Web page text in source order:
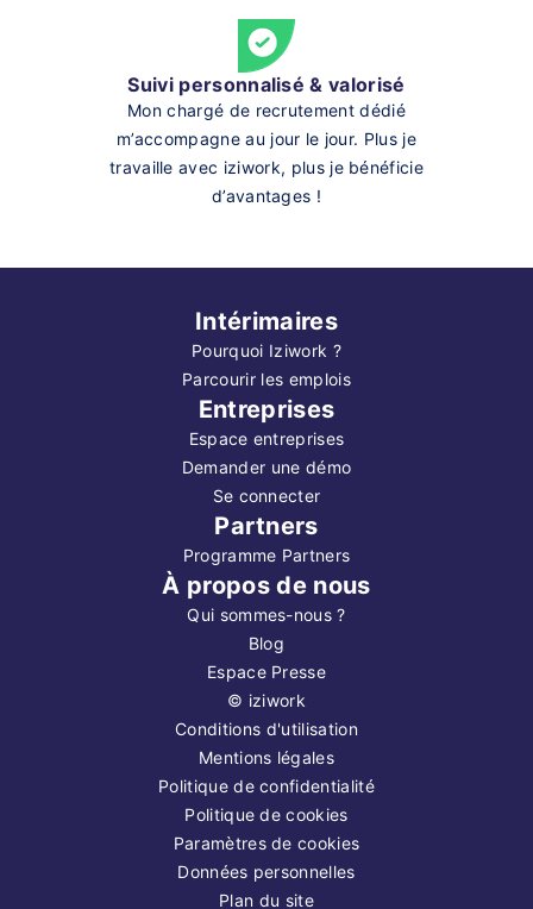
Suivi personnalisé & valorisé
Mon chargé de recrutement dédié
m’accompagne au jour le jour. Plus je
travaille avec iziwork, plus je bénéficie
d’avantages !
Intérimaires
Pourquoi Iziwork ?
Parcourir les emplois
Entreprises
Espace entreprises
Demander une démo
Se connecter
Partners
Programme Partners
À propos de nous
Qui sommes-nous ?
Blog
Espace Presse
© iziwork
Conditions d'utilisation
Mentions légales
Politique de confidentialité
Politique de cookies
Paramètres de cookies
Données personnelles
Plan du site